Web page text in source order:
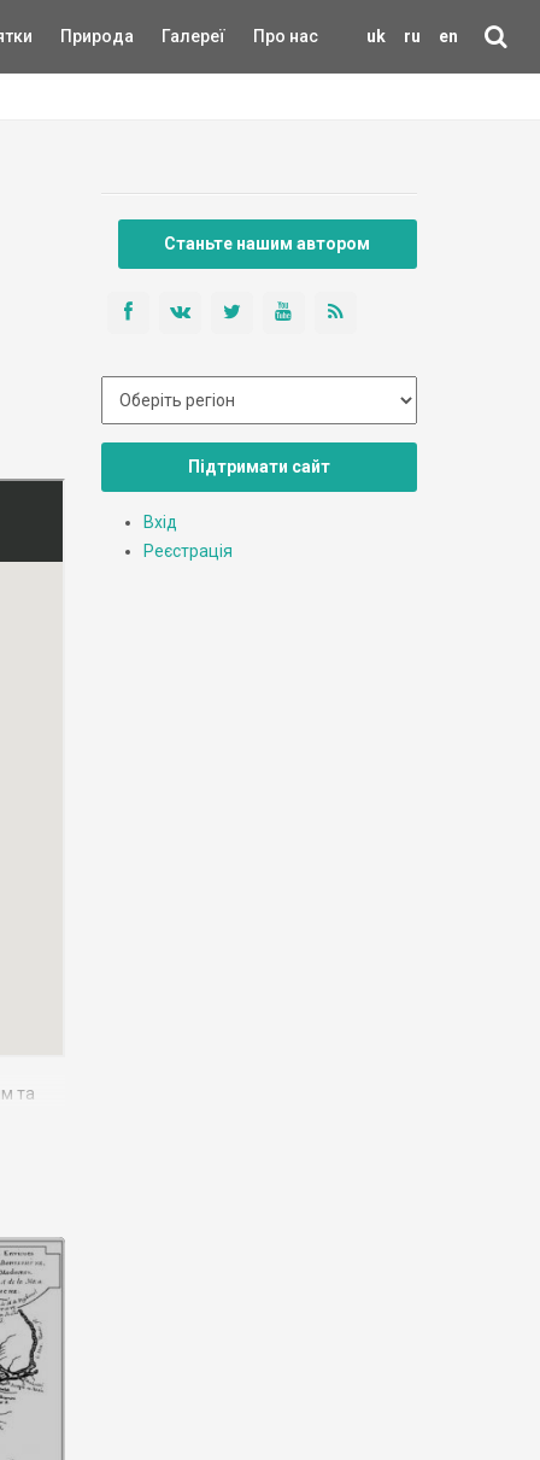
uk ru en
Природа Галереї Про нас
та
Станьте нашим автором
Підтримати сайт
Вхід
Реєстрація